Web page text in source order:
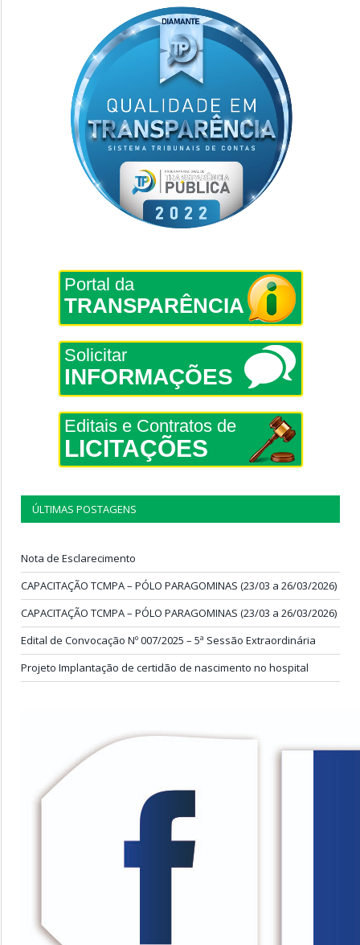
Portal da
TRANSPARÊNCIA
Solicitar
INFORMAÇÕES
Editais e Contratos de
LICITAÇÕES
ÚLTIMAS POSTAGENS
Nota de Esclarecimento
CAPACITAÇÃO TCMPA – PÓLO PARAGOMINAS (23/03 a 26/03/2026)
CAPACITAÇÃO TCMPA – PÓLO PARAGOMINAS (23/03 a 26/03/2026)
Edital de Convocação Nº 007/2025 – 5ª Sessão Extraordinária
Projeto Implantação de certidão de nascimento no hospital